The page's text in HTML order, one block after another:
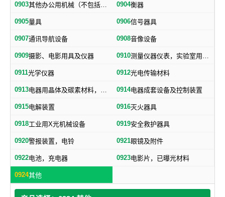
0903 其他办公用机械（不包括打字机、誉写机、油印机） 0904衡器
0905量具 0906信号器具
0907通讯导航设备 0908音像设备
0909摄影、电影用具及仪器 0910 测量仪器仪表，实验室用器具，电测量仪器，科学仪器
0911光学仪器 0912光电传输材料
0913 电器用晶体及碳素材料，电子、电气通用元件 0914电器成套设备及控制装置
0915电解装置 0916灭火器具
0918工业用X光机械设备 0919安全救护器具
0920警报装置，电铃 0921眼镜及附件
0922电池，充电器 0923电影片，已曝光材料
0924其他